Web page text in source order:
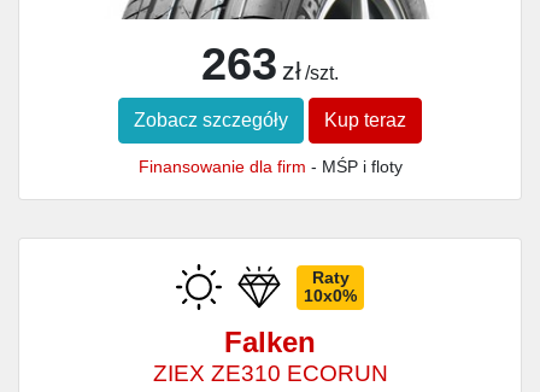
263 zł /szt.
Zobacz szczegóły Kup teraz
Finansowanie dla firm - MŚP i floty
Raty
10x0%
Falken
ZIEX ZE310 ECORUN